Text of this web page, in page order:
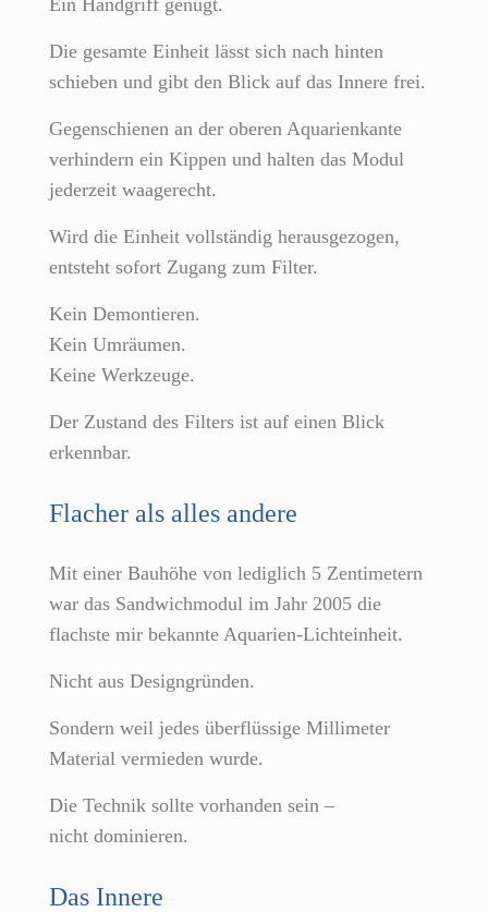
Ein Handgriff genügt.
Die gesamte Einheit lässt sich nach hinten
schieben und gibt den Blick auf das Innere frei.
Gegenschienen an der oberen Aquarienkante
verhindern ein Kippen und halten das Modul
jederzeit waagerecht.
Wird die Einheit vollständig herausgezogen,
entsteht sofort Zugang zum Filter.
Kein Demontieren.
Kein Umräumen.
Keine Werkzeuge.
Der Zustand des Filters ist auf einen Blick
erkennbar.
Flacher als alles andere
Mit einer Bauhöhe von lediglich 5 Zentimetern
war das Sandwichmodul im Jahr 2005 die
flachste mir bekannte Aquarien-Lichteinheit.
Nicht aus Designgründen.
Sondern weil jedes überflüssige Millimeter
Material vermieden wurde.
Die Technik sollte vorhanden sein –
nicht dominieren.
Das Innere